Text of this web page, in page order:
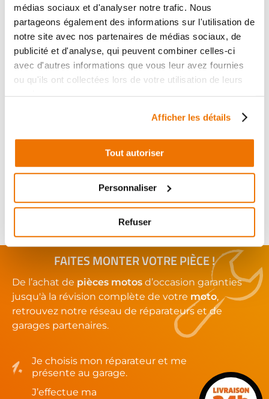
médias sociaux et d'analyser notre trafic. Nous
partageons également des informations sur l'utilisation de
notre site avec nos partenaires de médias sociaux, de
publicité et d'analyse, qui peuvent combiner celles-ci
avec d'autres informations que vous leur avez fournies
ou qu'ils ont collectées lors de votre utilisation de leurs
Afficher les détails
Tout autoriser
Personnaliser
Refuser
Informations sur le véhicule
59,90 € TTC
en stock
Ajouter au panier
BRAS OSCILLANT COMPLET
1997 - 2002
Informations sur le véhicule
en stock
Ajouter au panier
FAITES MONTER VOTRE PIÈCE !
De l’achat de pièces motos d’occasion garanties
jusqu'à la révision complète de votre moto,
retrouvez notre réseau de réparateurs et de
garages partenaires.
Je choisis mon réparateur et me
présente au garage.
J’effectue ma